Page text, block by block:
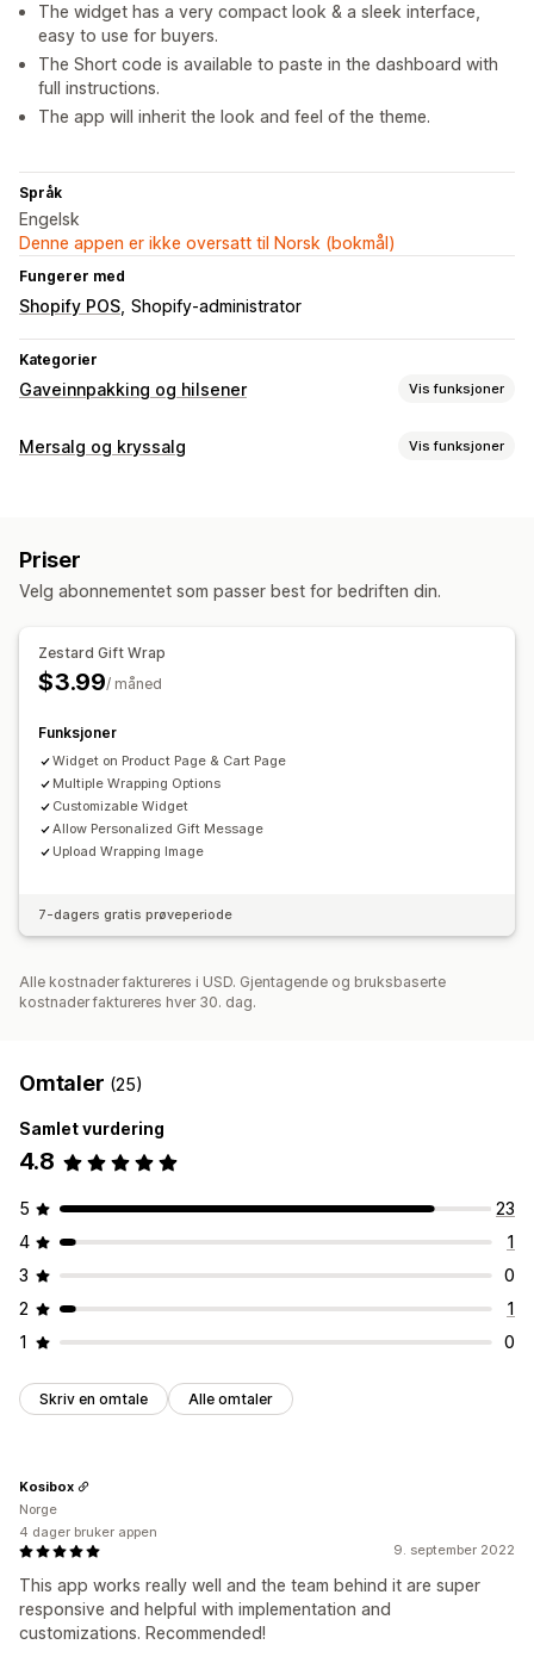
The widget has a very compact look & a sleek interface,
easy to use for buyers.
The Short code is available to paste in the dashboard with
full instructions.
The app will inherit the look and feel of the theme.
Språk
Engelsk
Denne appen er ikke oversatt til Norsk (bokmål)
Fungerer med
Shopify POS Shopify-administrator
Kategorier
Gaveinnpakking og hilsener Vis funksjoner
Gavealternativer
Tilpasning
Automatisk tagging
E-postvarsler
Gavewidget
Mersalg og kryssalg Vis funksjoner
Tilleggsprogrammer med ett klikk
Tilpasset CSS Tilpasset HTML Flere språk
Gaveinnpakking
Koverteringsrater
Priser
Velg abonnementet som passer best for bedriften din.
Zestard Gift Wrap
$3.99/ måned
Funksjoner
Widget on Product Page & Cart Page
Multiple Wrapping Options
Customizable Widget
Allow Personalized Gift Message
Upload Wrapping Image
7-dagers gratis prøveperiode
Alle kostnader faktureres i USD. Gjentagende og bruksbaserte
kostnader faktureres hver 30. dag.
Omtaler (25)
Samlet vurdering
4.8
5
23
4
1
3
0
2
1
1
0
Skriv en omtale Alle omtaler
9. september 2022
This app works really well and the team behind it are super
responsive and helpful with implementation and
customizations. Recommended!
Kosibox
Norge
4 dager bruker appen